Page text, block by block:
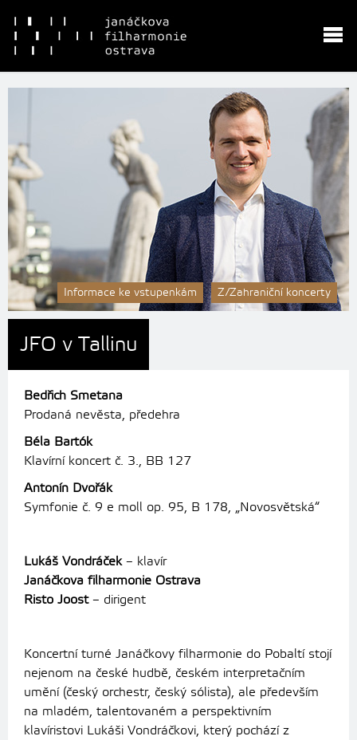
Informace ke vstupenkám Z/Zahraniční koncerty
JFO v Tallinu
Bedřich Smetana
Prodaná nevěsta, předehra
Béla Bartók
Klavírní koncert č. 3., BB 127
Antonín Dvořák
Symfonie č. 9 e moll op. 95, B 178, „Novosvětská“
Lukáš Vondráček– klavír
Janáčkova filharmonie Ostrava
Risto Joost– dirigent
Koncertní turné Janáčkovy filharmonie do Pobaltí stojí
nejenom na české hudbě, českém interpretačním
umění (český orchestr, český sólista), ale především
na mladém, talentovaném a perspektivním
klavíristovi Lukáši Vondráčkovi, který pochází z